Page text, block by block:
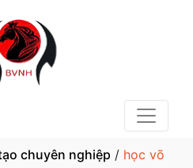
chuyên nghiệp / học võ